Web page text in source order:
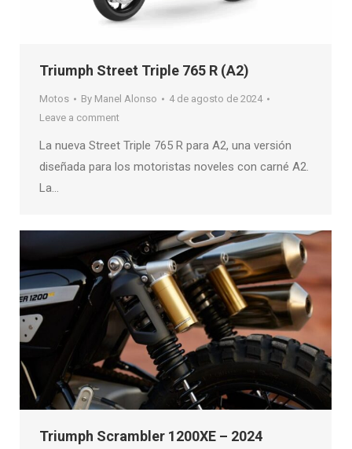
Triumph Street Triple 765 R (A2)
Motos By Manel Alonso
4 de agosto de 2024
Leave a comment
La nueva Street Triple 765 R para A2, una versión
diseñada para los motoristas noveles con carné A2.
La…
Triumph Scrambler 1200XE – 2024